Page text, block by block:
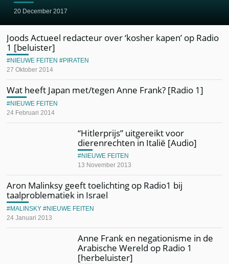
20 December 2017
Joods Actueel redacteur over ‘kosher kapen’ op Radio
1 [beluister]
27 Oktober 2014
NIEUWE FEITEN PIRATEN
Wat heeft Japan met/tegen Anne Frank? [Radio 1]
24 Februari 2014
NIEUWE FEITEN
“Hitlerprijs” uitgereikt voor
dierenrechten in Italië [Audio]
13 November 2013
NIEUWE FEITEN
Aron Malinksy geeft toelichting op Radio1 bij
taalproblematiek in Israel
24 Januari 2013
MALINSKY NIEUWE FEITEN
Anne Frank en negationisme in de
Arabische Wereld op Radio 1
[herbeluister]